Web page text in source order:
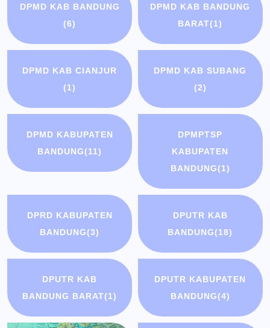
DPMD KAB BANDUNG
(6)
DPMD KAB BANDUNG
BARAT(1)
DPMD KAB CIANJUR
(1)
DPMD KAB SUBANG
(2)
DPMD KABUPATEN
BANDUNG(11)
DPMPTSP
KABUPATEN
BANDUNG(1)
DPRD KABUPATEN
BANDUNG(3)
DPUTR KAB
BANDUNG(18)
DPUTR KAB
BANDUNG BARAT(1)
DPUTR KABUPATEN
BANDUNG(4)